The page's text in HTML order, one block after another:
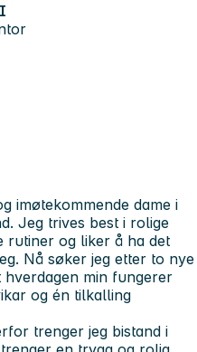
imøtekommende dame i
Jeg trives best i rolige
rutiner og liker å ha det
Nå søker jeg etter to nye
hverdagen min fungerer
og én tilkalling
trenger jeg bistand i